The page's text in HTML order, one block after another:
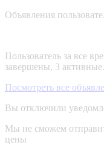
Объявления
Пользователь за все
завершены, 3 активные.
Посмотреть все
Вы отключили
Мы не сможем
цены